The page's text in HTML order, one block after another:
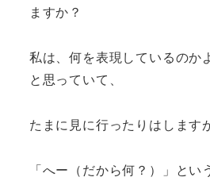
ますか？
私は、何を表現しているのか
と思っていて、
たまに見に行ったりはします
「へー（だから何？）」と